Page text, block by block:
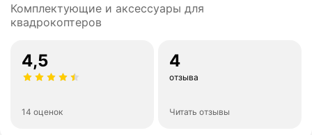
Комплектующие и аксессуары для
квадрокоптеров
4,5
14 оценок
4
отзыва
Читать отзывы